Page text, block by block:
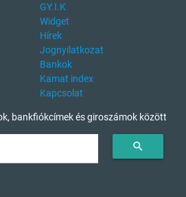
GY.I.K
Widget
Hírek
Jognyilatkozat
Bankok
Kamat index
Kapcsolat
bankfiókcímek és giroszámok között
search